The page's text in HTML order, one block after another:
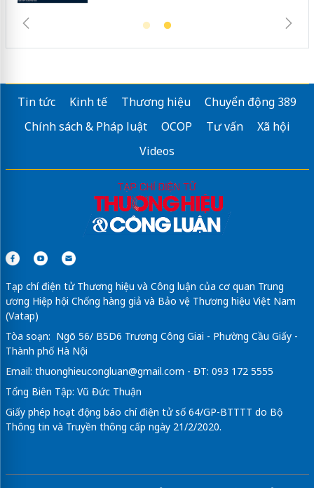
Tin tức Kinh tế Thương hiệu
Chuyển động 389
Chính sách & Pháp luật
OCOP Tư vấn
Xã hội
Videos
Tạp chí điện tử Thương hiệu và Công luận của cơ quan Trung
ương Hiệp hội Chống hàng giả và Bảo vệ Thương hiệu Việt Nam
(Vatap)
Tòa soạn: Ngõ 56/ B5D6 Trương Công Giai - Phường Cầu Giấy -
Thành phố Hà Nội
Email: thuonghieucongluan@gmail.com - ĐT: 093 172 5555
Tổng Biên Tập: Vũ Đức Thuận
Giấy phép hoạt động báo chí điện tử số 64/GP-BTTTT do Bộ
Thông tin và Truyền thông cấp ngày 21/2/2020.